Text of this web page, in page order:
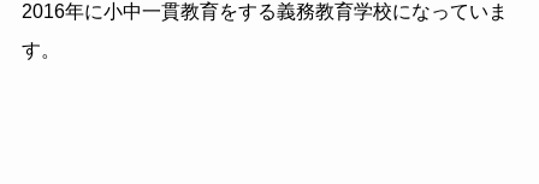
2016年に小中一貫教育をする義務教育学校になっていま
す。